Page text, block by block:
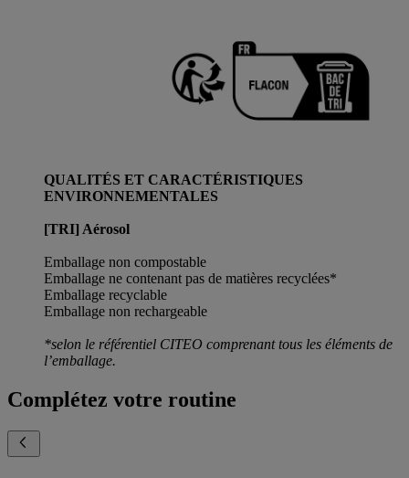
QUALITÉS ET CARACTÉRISTIQUES
ENVIRONNEMENTALES
[TRI] Aérosol
Emballage non compostable
Emballage ne contenant pas de matières recyclées*
Emballage recyclable
Emballage non rechargeable
*selon le référentiel CITEO comprenant tous les éléments de
l’emballage.
Complétez votre routine